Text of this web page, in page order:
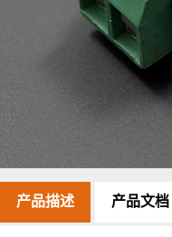
产品描述 产品文档